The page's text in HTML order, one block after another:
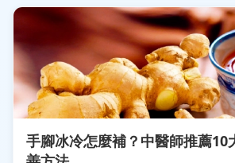
手腳冰冷怎麼補？中醫師推薦10